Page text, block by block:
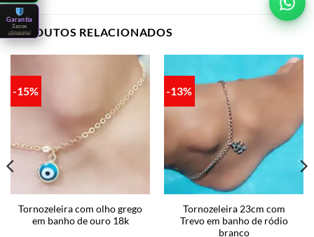
PRODUTOS RELACIONADOS
-15%
Tornozeleira com olho grego
em banho de ouro 18k
-13%
Tornozeleira 23cm com
Trevo em banho de ródio
branco
Garantia
3 anos
clique aqui